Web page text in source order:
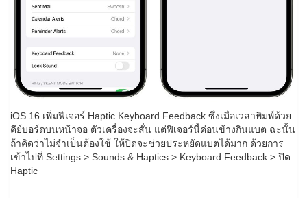
iOS 16 เพิ่มฟีเจอร์ Haptic Keyboard Feedback ซึ่งเมื่อเวลาพิมพ์ด้วย
คีย์บอร์ดบนหน้าจอ ตัวเครื่องจะสั่น แต่ฟีเจอร์นี้ค่อนข้างกินแบต ฉะนั้น
ถ้าคิดว่าไม่จำเป็นต้องใช้ ให้ปิดจะช่วยประหยัดแบตได้มาก ด้วยการ
เข้าไปที่ Settings > Sounds & Haptics > Keyboard Feedback > ปิด
Haptic